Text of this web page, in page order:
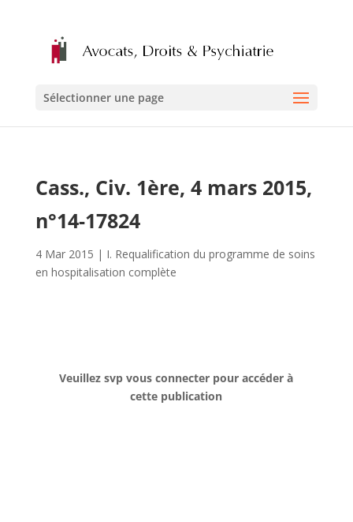
Sélectionner une page
Cass., Civ. 1ère, 4 mars 2015,
n°14-17824
4 Mar 2015 | I. Requalification du programme de soins
en hospitalisation complète
Veuillez svp vous connecter pour accéder à
cette publication